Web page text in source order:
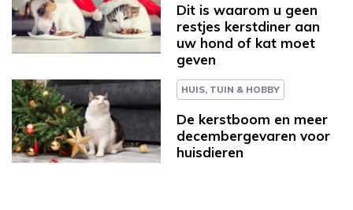
Dit is waarom u geen
restjes kerstdiner aan
uw hond of kat moet
geven
HUIS, TUIN & HOBBY
De kerstboom en meer
decembergevaren voor
huisdieren